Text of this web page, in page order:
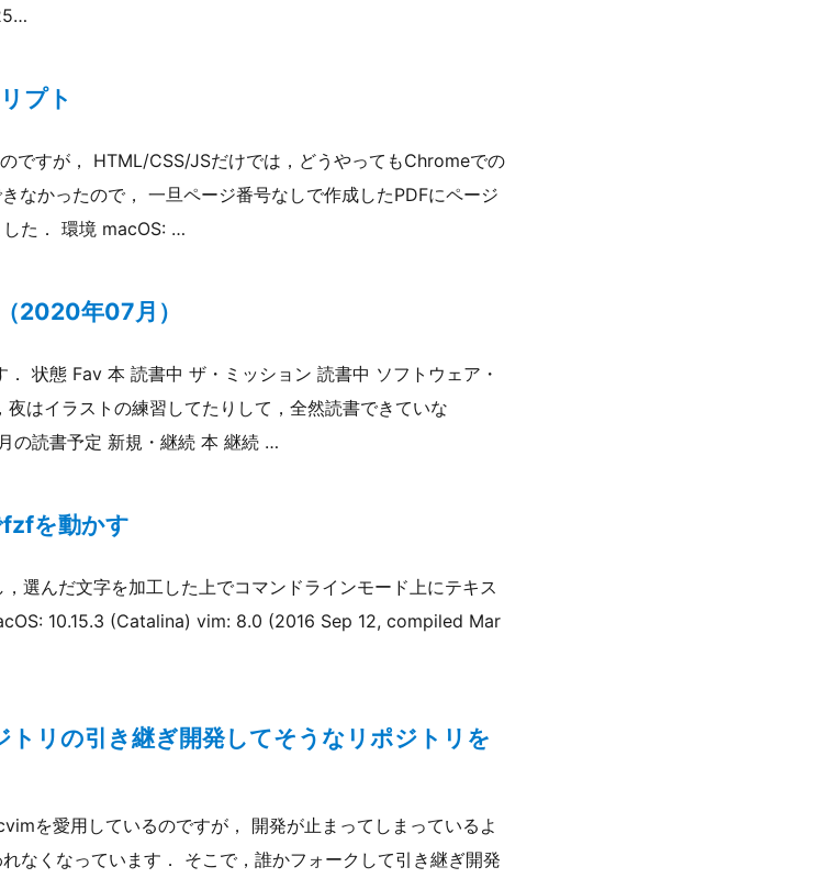
プト
ですが， HTML/CSS/JSだけでは，どうやってもChromeでの
なかったので， 一旦ページ番号なしで作成したPDFにページ
た． 環境 macOS: …
2020年07月）
状態 Fav 本 読書中 ザ・ミッション 読書中 ソフトウェア・
はイラストの練習してたりして，全然読書できていな
の読書予定 新規・継続 本 継続 …
を動かす
選んだ文字を加工した上でコマンドラインモード上にテキス
10.15.3 (Catalina) vim: 8.0 (2016 Sep 12, compiled Mar
リの引き継ぎ開発してそうなリポジトリを
を愛用しているのですが， 開発が止まってしまっているよ
なくなっています． そこで，誰かフォークして引き継ぎ開発